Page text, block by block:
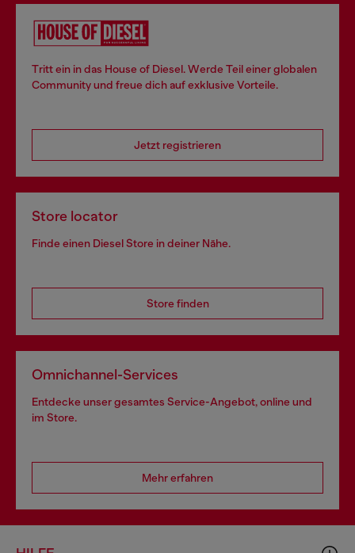
Tritt ein in das House of Diesel. Werde Teil einer globalen
Community und freue dich auf exklusive Vorteile.
Jetzt registrieren
Store locator
Finde einen Diesel Store in deiner Nähe.
Store finden
Omnichannel-Services
Entdecke unser gesamtes Service-Angebot, online und
im Store.
Mehr erfahren